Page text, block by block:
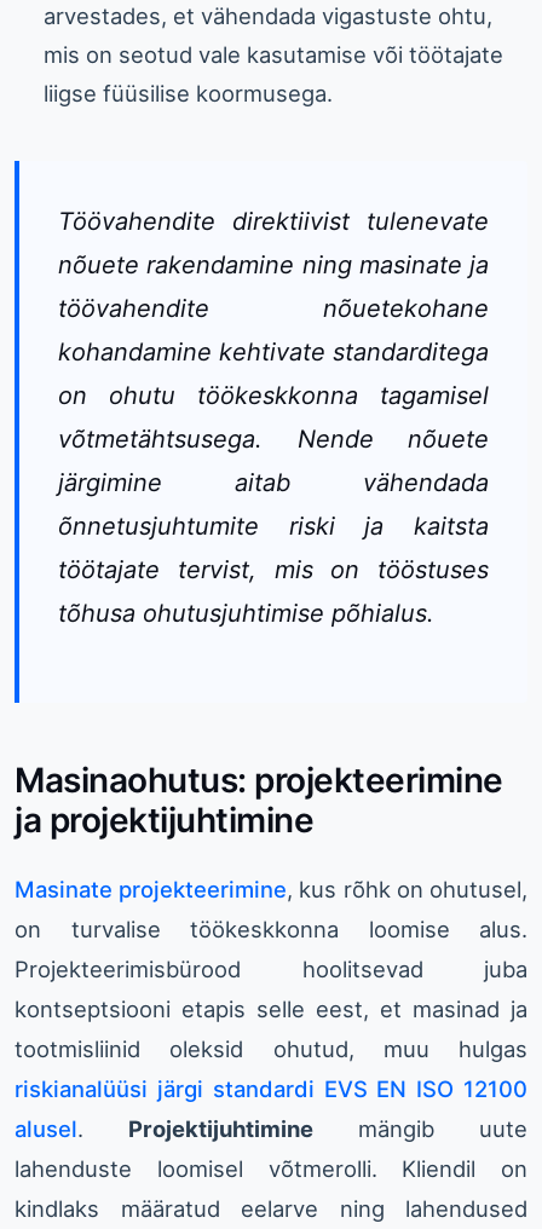
arvestades, et vähendada vigastuste ohtu,
mis on seotud vale kasutamise või töötajate
liigse füüsilise koormusega.
Töövahendite direktiivist tulenevate
nõuete rakendamine ning masinate ja
töövahendite nõuetekohane
kohandamine kehtivate standarditega
on ohutu töökeskkonna tagamisel
võtmetähtsusega. Nende nõuete
järgimine aitab vähendada
õnnetusjuhtumite riski ja kaitsta
töötajate tervist, mis on tööstuses
tõhusa ohutusjuhtimise põhialus.
Masinaohutus: projekteerimine
ja projektijuhtimine
Masinate projekteerimine, kus rõhk on ohutusel,
on turvalise töökeskkonna loomise alus.
Projekteerimisbürood hoolitsevad juba
kontseptsiooni etapis selle eest, et masinad ja
tootmisliinid oleksid ohutud, muu hulgas
riskianalüüsi järgi standardi EVS EN ISO 12100
alusel. Projektijuhtimine mängib uute
lahenduste loomisel võtmerolli. Kliendil on
kindlaks määratud eelarve ning lahendused